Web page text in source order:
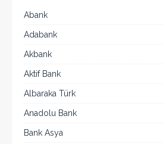
Abank
Adabank
Akbank
Aktif Bank
Albaraka Türk
Anadolu Bank
Bank Asya